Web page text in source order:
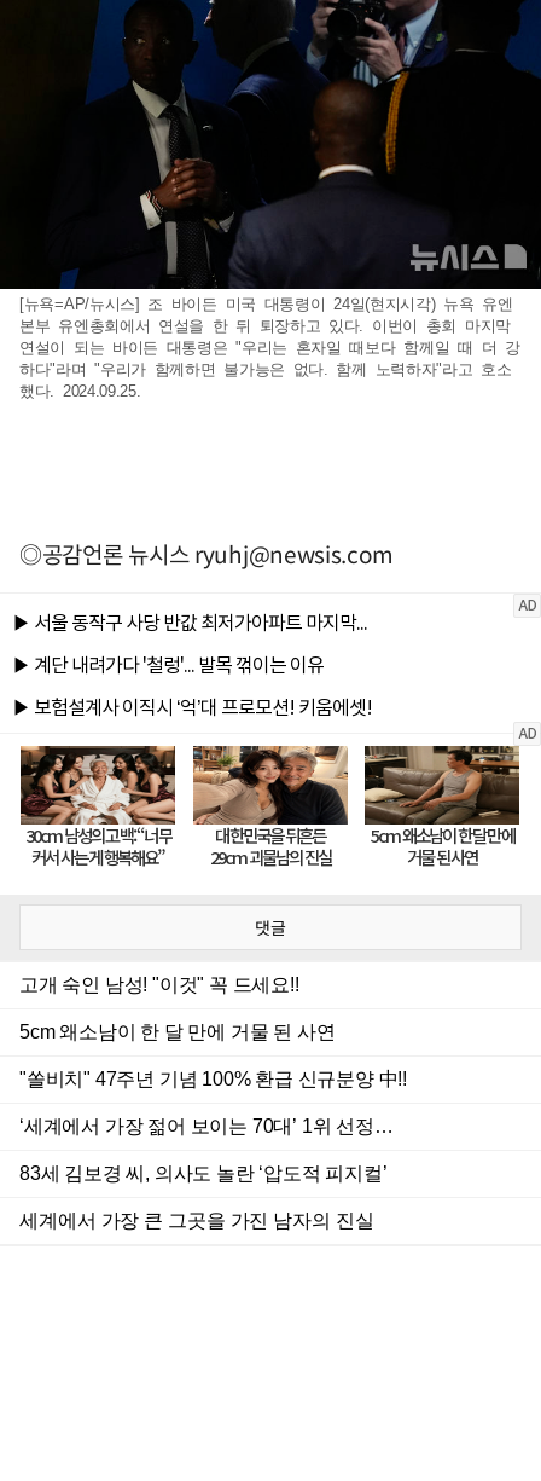
[뉴욕=AP/뉴시스] 조 바이든 미국 대통령이 24일(현지시각) 뉴욕 유엔
본부 유엔총회에서 연설을 한 뒤 퇴장하고 있다. 이번이 총회 마지막
연설이 되는 바이든 대통령은 "우리는 혼자일 때보다 함께일 때 더 강
하다"라며 "우리가 함께하면 불가능은 없다. 함께 노력하자"라고 호소
했다. 2024.09.25.
◎공감언론 뉴시스ryuhj@newsis.com
댓글